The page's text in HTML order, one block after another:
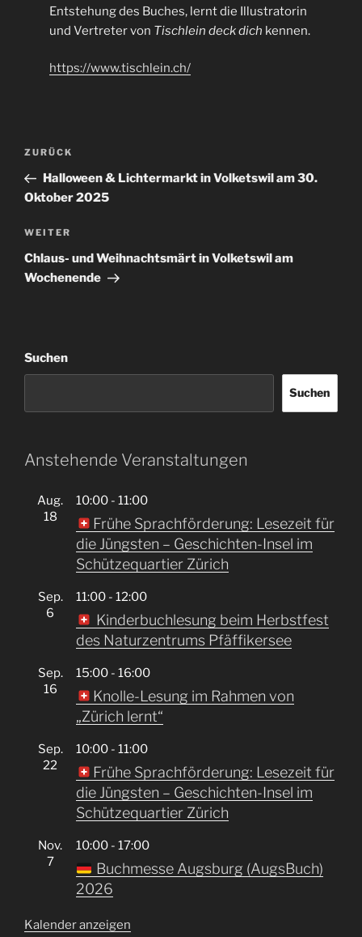
Entstehung des Buches, lernt die Illustratorin
und Vertreter von Tischlein deck dich kennen.
https://www.tischlein.ch/
Beitragsnavigation
Vorheriger
Beitrag
ZURÜCK
Halloween & Lichtermarkt in Volketswil am 30.
Oktober 2025
Nächster
Beitrag
WEITER
Chlaus- und Weihnachtsmärt in Volketswil am
Wochenende
Suchen
Suchen
Anstehende Veranstaltungen
Aug.
18
10:00 - 11:00
Frühe Sprachförderung: Lesezeit für
die Jüngsten – Geschichten-Insel im
Schützequartier Zürich
Sep.
6
11:00 - 12:00
Kinderbuchlesung beim Herbstfest
des Naturzentrums Pfäffikersee
Sep.
16
15:00 - 16:00
Knolle-Lesung im Rahmen von
„Zürich lernt“
Sep.
22
10:00 - 11:00
Frühe Sprachförderung: Lesezeit für
die Jüngsten – Geschichten-Insel im
Schützequartier Zürich
Nov.
7
10:00 - 17:00
Buchmesse Augsburg (AugsBuch)
2026
Kalender anzeigen